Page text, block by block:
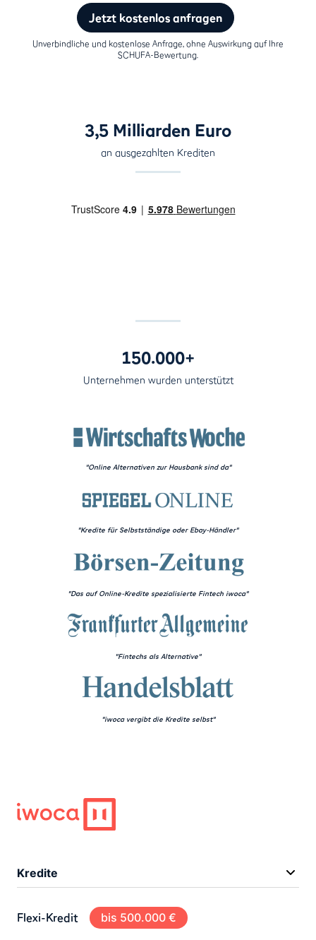
Jetzt kostenlos anfragen
Unverbindliche und kostenlose Anfrage, ohne Auswirkung auf Ihre
SCHUFA-Bewertung.
3,5 Milliarden Euro
an ausgezahlten Krediten
150.000+
Unternehmen wurden unterstützt
"Online Alternativen zur Hausbank sind da"
"Kredite für Selbstständige oder Ebay-Händler"
"Das auf Online-Kredite spezialisierte Fintech iwoca"
"Fintechs als Alternative"
"iwoca vergibt die Kredite selbst"
Kredite
Flexi-Kredit bis 500.000 €